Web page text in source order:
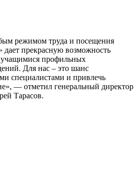
режимом труда и посещения
дает прекрасную возможность
профильных
Для нас – это шанс
специалистами и привлечь
— отметил генеральный директор
Тарасов.